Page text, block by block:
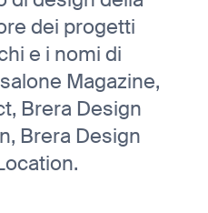
dei progetti
e i nomi di
Magazine,
Brera Design
Brera Design